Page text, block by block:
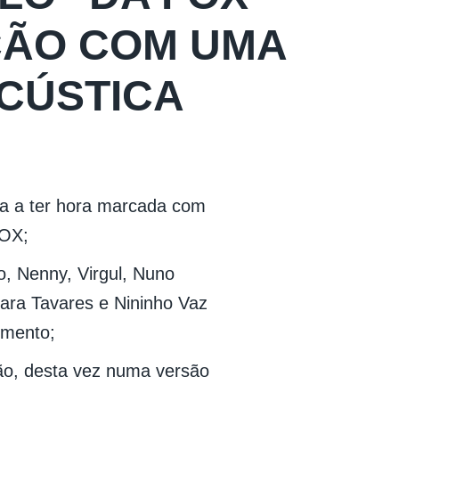
COM UMA
a ter hora marcada com
Nenny, Virgul, Nuno
Tavares e Nininho Vaz
desta vez numa versão